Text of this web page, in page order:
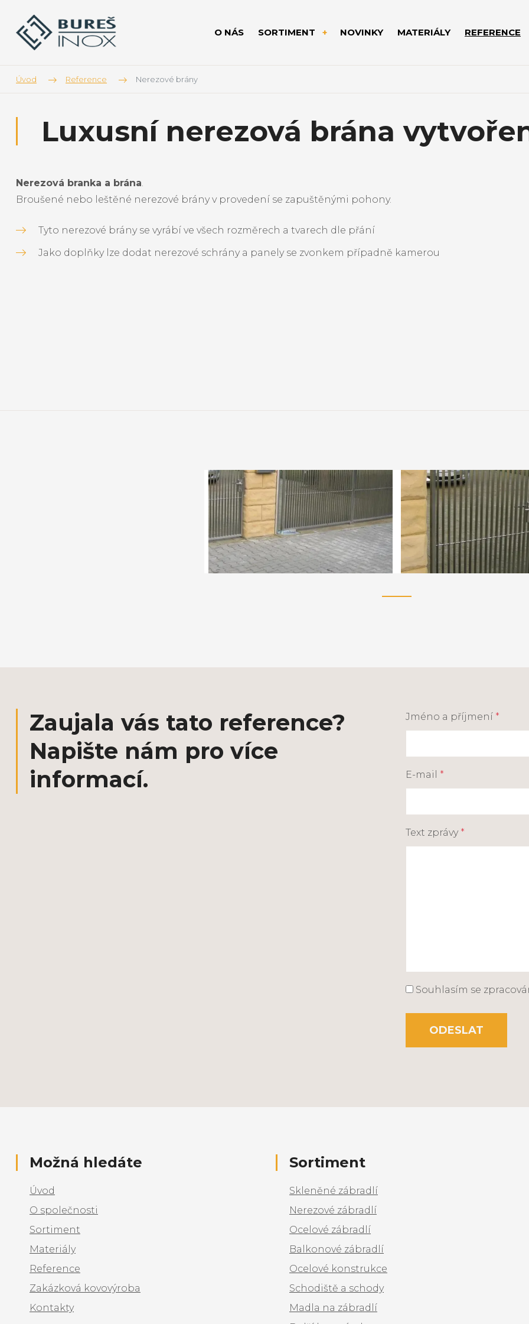
O NÁS SORTIMENT NOVINKY MATERIÁLY REFERENCE
Úvod Reference Nerezové brány
Luxusní nerezová brána
Nerezová branka a brána.
Broušené nebo leštěné nerezové brány v provedení se zapuštěnými pohony.
Tyto nerezové brány se vyrábí ve všech rozměrech a tvarech dle přání
Jako doplňky lze dodat nerezové schrány a panely se zvonkem případně kamerou
Zaujala vás tato reference?
Napište nám pro více
informací.
Jméno a příjmení *
E-mail *
Text zprávy *
Souhlasím se
ODESLAT
Možná hledáte
Úvod
O společnosti
Sortiment
Materiály
Reference
Zakázková kovovýroba
Kontakty
Sortiment
Skleněné zábradlí
Nerezové zábradlí
Ocelové zábradlí
Balkonové zábradlí
Ocelové konstrukce
Schodiště a schody
Madla na zábradlí